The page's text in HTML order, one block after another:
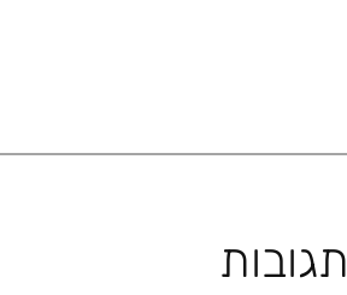
תגובות